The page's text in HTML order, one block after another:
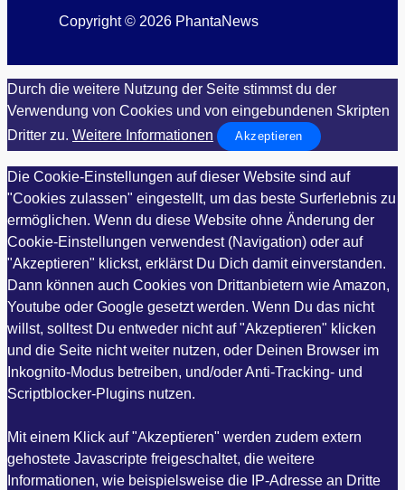
Copyright © 2026 PhantaNews
Durch die weitere Nutzung der Seite stimmst du der
Verwendung von Cookies und von eingebundenen Skripten
Dritter zu. Weitere Informationen Akzeptieren
Die Cookie-Einstellungen auf dieser Website sind auf
"Cookies zulassen" eingestellt, um das beste Surferlebnis zu
ermöglichen. Wenn du diese Website ohne Änderung der
Cookie-Einstellungen verwendest (Navigation) oder auf
"Akzeptieren" klickst, erklärst Du Dich damit einverstanden.
Dann können auch Cookies von Drittanbietern wie Amazon,
Youtube oder Google gesetzt werden. Wenn Du das nicht
willst, solltest Du entweder nicht auf "Akzeptieren" klicken
und die Seite nicht weiter nutzen, oder Deinen Browser im
Inkognito-Modus betreiben, und/oder Anti-Tracking- und
Scriptblocker-Plugins nutzen.
Mit einem Klick auf "Akzeptieren" werden zudem extern
gehostete Javascripte freigeschaltet, die weitere
Informationen, wie beispielsweise die IP-Adresse an Dritte